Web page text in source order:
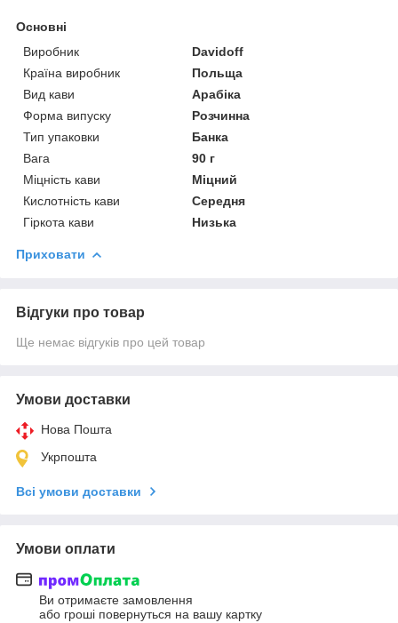
Основні
Виробник
Davidoff
Країна виробник
Польща
Вид кави
Арабіка
Форма випуску
Розчинна
Тип упаковки
Банка
Вага
90 г
Міцність кави
Міцний
Кислотність кави
Середня
Гіркота кави
Низька
Приховати
Відгуки про товар
Ще немає відгуків про цей товар
Умови доставки
Нова Пошта
Укрпошта
Всі умови доставки
Умови оплати
Ви отримаєте замовлення
або гроші повернуться на вашу картку